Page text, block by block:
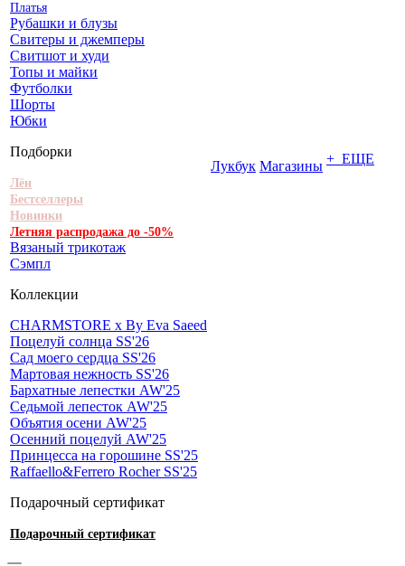
Платья
Рубашки и блузы
Свитеры и джемперы
Свитшот и худи
Топы и майки
Футболки
Шорты
Юбки
Подборки
Лён
Бестселлеры
Новинки
Летняя распродажа до -50%
Вязаный трикотаж
Сэмпл
Коллекции
CHARMSTORE х By Eva Saeed
Поцелуй солнца SS'26
Сад моего сердца SS'26
Мартовая нежность SS'26
Бархатные лепестки AW'25
Седьмой лепесток AW'25
Объятия осени AW'25
Осенний поцелуй AW'25
Принцесса на горошине SS'25
Raffaello&Ferrero Rocher SS'25
Подарочный сертификат
Подарочный сертификат
Лукбук Магазины + ЕЩЕ